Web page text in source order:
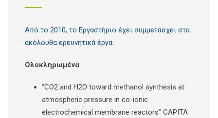
Από το 2010, το Εργαστήριο έχει συμμετάσχει στα
ακόλουθα ερευνητικά έργα:
Ολοκληρωμένα
“CO2 and H2O toward methanol synthesis at
atmospheric pressure in co-ionic
electrochemical membrane reactors” CAPITA